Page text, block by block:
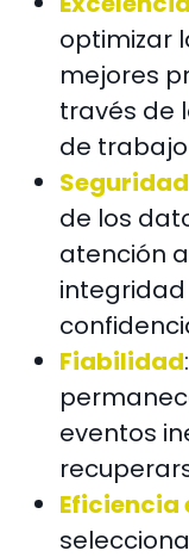
optimizar
mejores
través de
de
Seguridad
de los
atención
Fiabilidad
eventos
Eficiencia